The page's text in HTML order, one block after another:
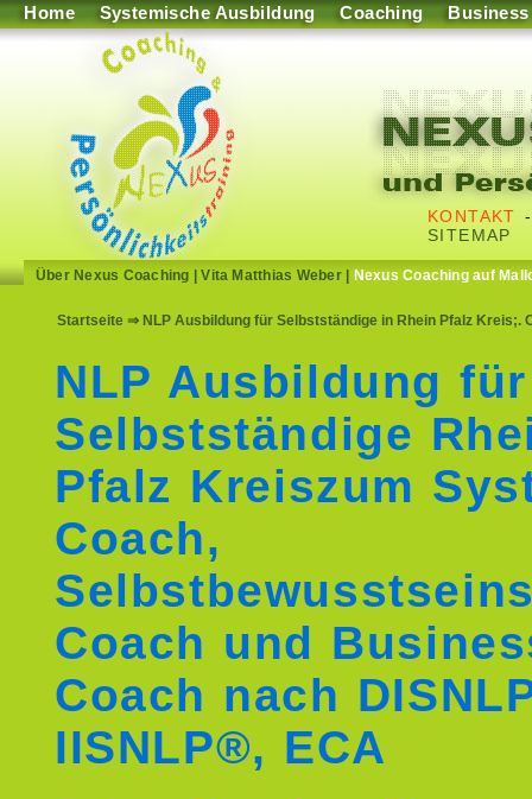
Home Systemische Ausbildung Coaching Business
KONTAKT
SITEMAP
Über Nexus Coaching |Vita Matthias Weber| Nexus Coaching auf
Startseite ⇒ NLP Ausbildung für Selbstständige in Rhein Pfalz
NLP Ausbildung für
Selbstständige
Pfalz Kreiszum
Coach,
Coach und
Coach nach
IISNLP®, ECA